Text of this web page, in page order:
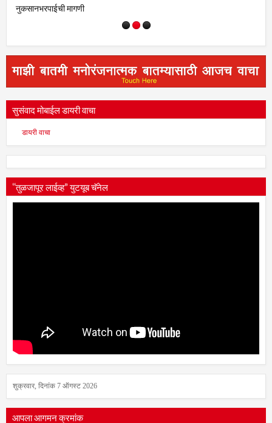
सुसंवाद मोबाईल डायरी वाचा
डायरी वाचा
“तुळजापूर लाईव्ह” युटयूब चॅनेल
शुक्रवार, दिनांक 7 ऑगस्ट 2026
आपला आगमन क्रमांक